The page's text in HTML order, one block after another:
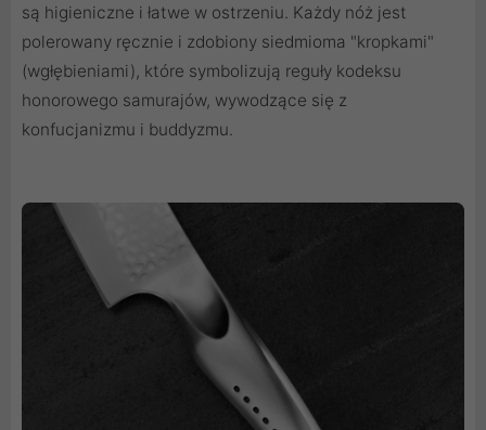
są higieniczne i łatwe w ostrzeniu. Każdy nóż jest
polerowany ręcznie i zdobiony siedmioma "kropkami"
(wgłębieniami), które symbolizują reguły kodeksu
honorowego samurajów, wywodzące się z
konfucjanizmu i buddyzmu.